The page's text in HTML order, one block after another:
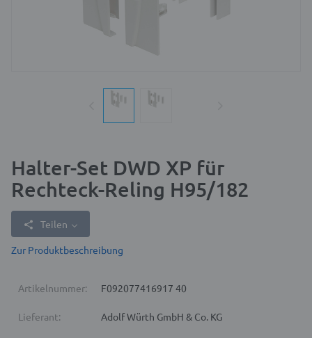
Halter-Set DWD XP für
Rechteck-Reling H95/182
Teilen
Zur Produktbeschreibung
Artikelnummer: F092077416917 40
Lieferant: Adolf Würth GmbH & Co. KG